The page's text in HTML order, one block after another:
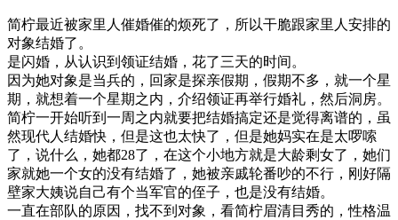
简柠最近被家里人催婚催的烦死了，所以干脆跟家里人安排的
对象结婚了。
是闪婚，从认识到领证结婚，花了三天的时间。
因为她对象是当兵的，回家是探亲假期，假期不多，就一个星
期，就想着一个星期之内，介绍领证再举行婚礼，然后洞房。
简柠一开始听到一周之内就要把结婚搞定还是觉得离谱的，虽
然现代人结婚快，但是这也太快了，但是她妈实在是太啰嗦
了，说什么，她都28了，在这个小地方就是大龄剩女了，她们
家就她一个女的没有结婚了，她被亲戚轮番吵的不行，刚好隔
壁家大姨说自己有个当军官的侄子，也是没有结婚。
一直在部队的原因，找不到对象，看简柠眉清目秀的，性格温